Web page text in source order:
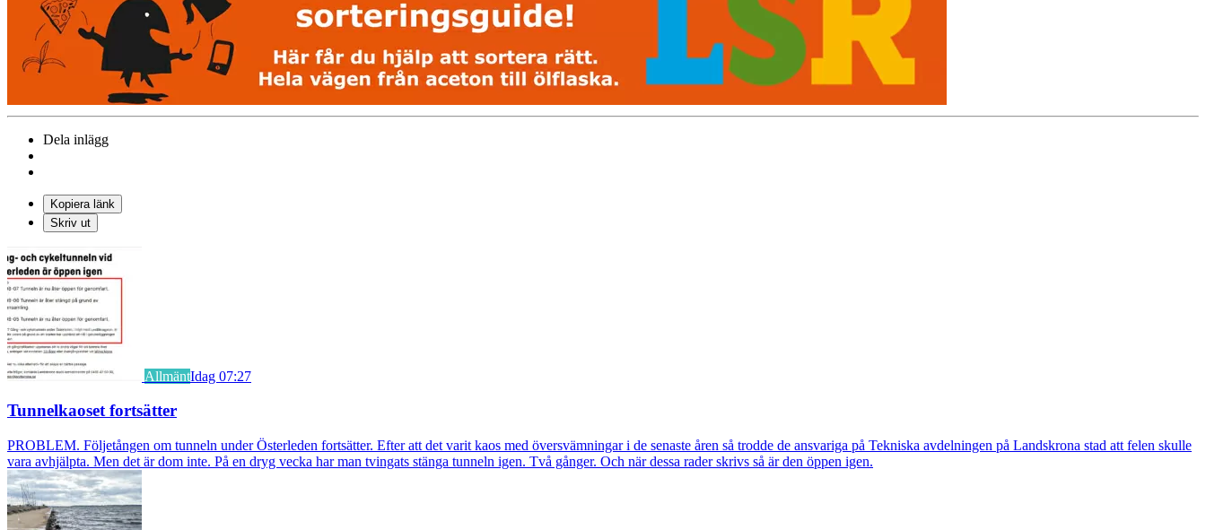
Dela inlägg
Kopiera länk
Skriv ut
AllmäntIdag 07:27
Tunnelkaoset fortsätter
PROBLEM. Följetången om tunneln under Österleden fortsätter. Efter att det varit kaos med översvämningar i de senaste åren så trodde de ansvariga på Tekniska avdelningen på Landskrona stad att felen skulle
vara avhjälpta. Men det är dom inte. På en dryg vecka har man tvingats stänga tunneln igen. Två gånger. Och när dessa rader skrivs så är den öppen igen.